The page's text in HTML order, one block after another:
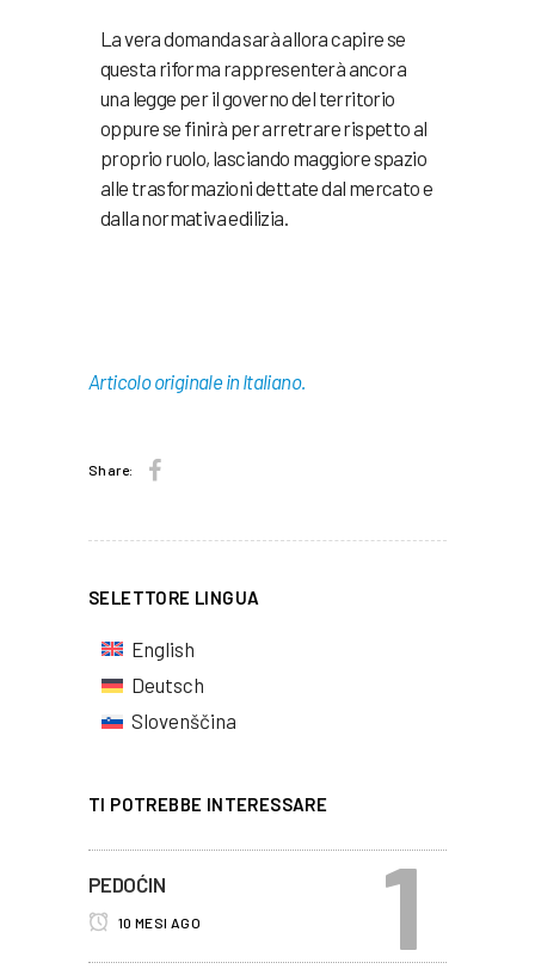
La vera domanda sarà allora capire se
questa riforma rappresenterà ancora
una legge per il governo del territorio
oppure se finirà per arretrare rispetto al
proprio ruolo, lasciando maggiore spazio
alle trasformazioni dettate dal mercato e
dalla normativa edilizia.
Articolo originale in Italiano.
Share:
SELETTORE LINGUA
English
Deutsch
Slovenščina
TI POTREBBE INTERESSARE
PEDOĆIN
10 MESI AGO